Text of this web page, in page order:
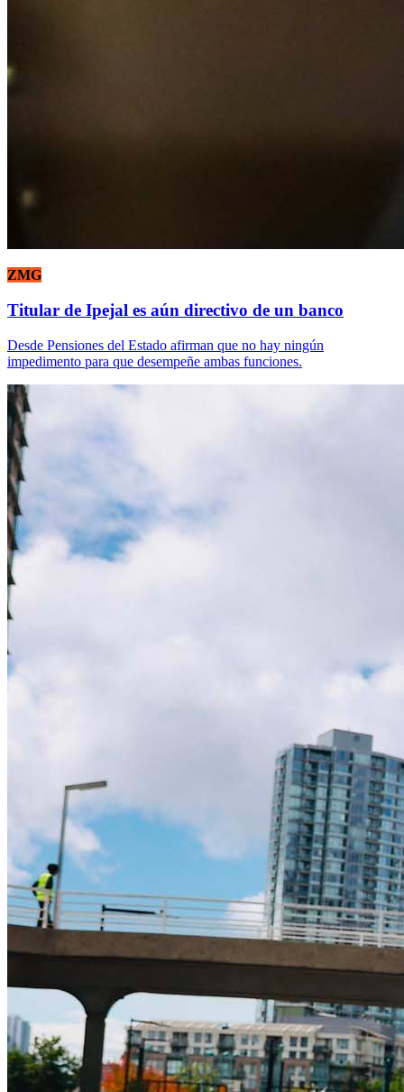
ZMG
Titular de Ipejal es aún directivo de un banco
Desde Pensiones del Estado afirman que no hay ningún
impedimento para que desempeñe ambas funciones.